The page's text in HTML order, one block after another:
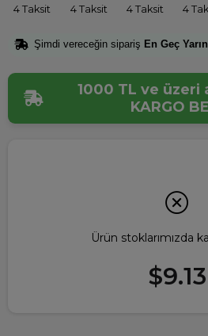
4 Taksit 4 Taksit 4 Taksit 4
Şimdi vereceğin sipariş En Geç Yarın
1000 TL ve üzeri
KARGO
Ürün stoklarımızda
$9.13